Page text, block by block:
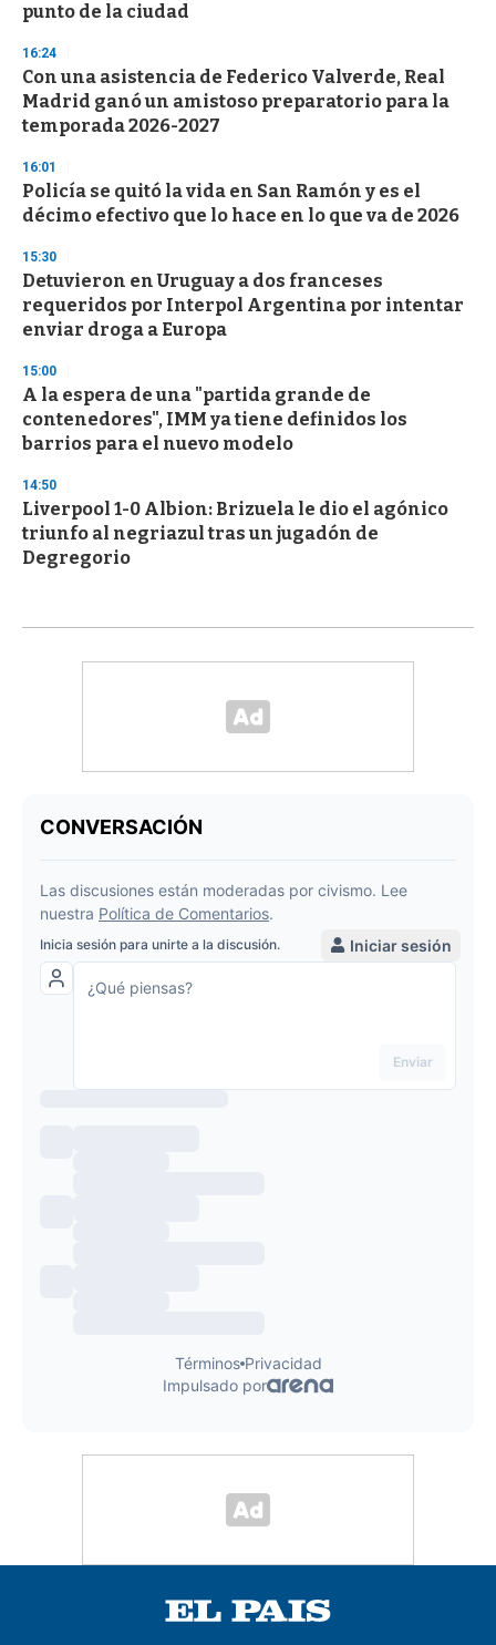
punto de la ciudad
16:24
Con una asistencia de Federico Valverde, Real
Madrid ganó un amistoso preparatorio para la
temporada 2026-2027
16:01
Policía se quitó la vida en San Ramón y es el
décimo efectivo que lo hace en lo que va de 2026
15:30
Detuvieron en Uruguay a dos franceses
requeridos por Interpol Argentina por intentar
enviar droga a Europa
15:00
A la espera de una "partida grande de
contenedores", IMM ya tiene definidos los
barrios para el nuevo modelo
14:50
Liverpool 1-0 Albion: Brizuela le dio el agónico
triunfo al negriazul tras un jugadón de
Degregorio